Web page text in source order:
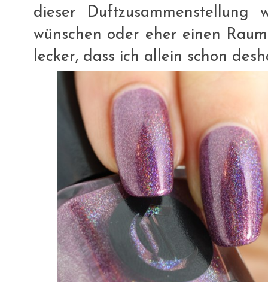
dieser
wünschen oder eher einen
lecker, dass ich allein schon